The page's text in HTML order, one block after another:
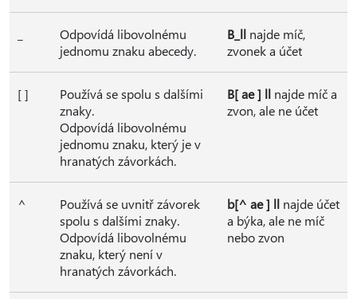
Odpovídá libovolnému
jednomu znaku abecedy.
B_ll najde míč,
zvonek a účet
[ ]
Používá se spolu s dalšími
znaky.
Odpovídá libovolnému
jednomu znaku, který je v
hranatých závorkách.
B[ ae ] ll najde míč a
zvon, ale ne účet
^
Používá se uvnitř závorek
spolu s dalšími znaky.
Odpovídá libovolnému
znaku, který není v
hranatých závorkách.
b[^ ae ] ll najde účet
a býka, ale ne míč
nebo zvon